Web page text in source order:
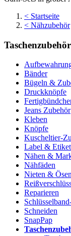
< Startseite
< Nähzubehör
Taschenzubehör
Bänder
Bügeln &
Druckknöpfe
Jeans Zubehör
Kleben
Knöpfe
Kuscheltier-
Label &
Nähen &
Nähfäden
Nieten &
Reparieren
Schneiden
SnapPap